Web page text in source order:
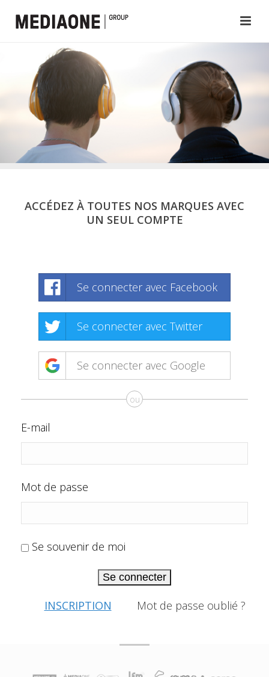
ACCÉDEZ À TOUTES NOS MARQUES AVEC
UN SEUL COMPTE
Se connecter avec Facebook
Se connecter avec Twitter
Se connecter avec Google
ou
E-mail
Mot de passe
Se souvenir de moi
Se connecter
INSCRIPTION Mot de passe oublié ?